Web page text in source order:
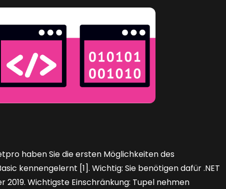
haben Sie die ersten Möglichkeiten des
kennengelernt [1]. Wichtig: Sie benötigen dafür .NET
2019. Wichtigste Einschränkung: Tupel nehmen